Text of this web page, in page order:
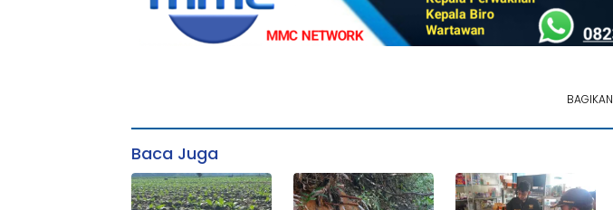
BAGIKAN
Baca Juga